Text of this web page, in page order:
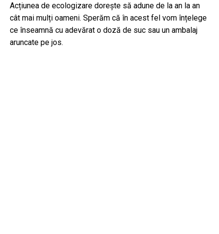
Acțiunea de ecologizare dorește să adune de la an la an
cât mai mulți oameni. Sperăm că în acest fel vom înțelege
ce înseamnă cu adevărat o doză de suc sau un ambalaj
aruncate pe jos.